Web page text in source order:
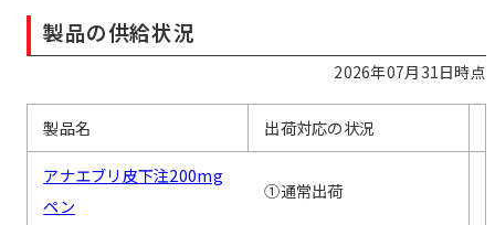
製品の供給状況
2026年07月31日時点
製品名 出荷対応の状況
アナエブリ皮下注200mg
ペン
①通常出荷